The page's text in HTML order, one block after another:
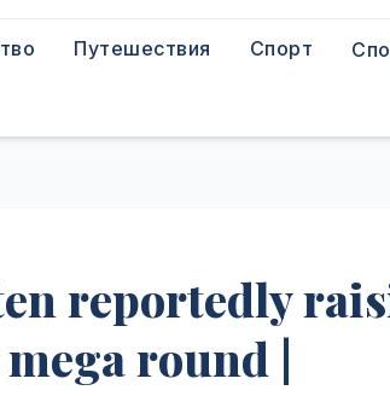
Путешествия Спорт
reportedly
round |